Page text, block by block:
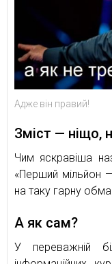
Адже він правий!
Зміст — ніщо,
Чим яскравіша
«Перший мільйон
на таку гарну
А як сам?
У переважній